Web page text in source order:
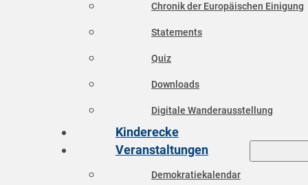
Chronik der Europäischen Einigung
Statements
Quiz
Downloads
Digitale Wanderausstellung
Kinderecke
Veranstaltungen
Demokratiekalendar